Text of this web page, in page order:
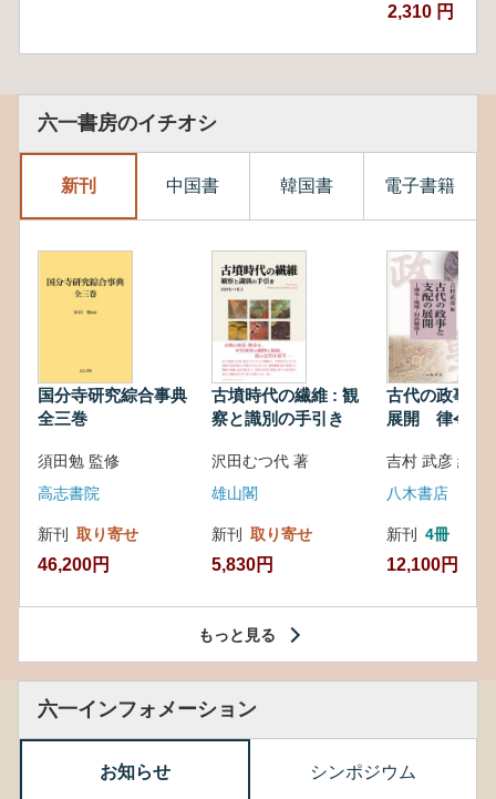
2,310 円
六一書房のイチオシ
新刊 中国書 韓国書 電子書籍
国分寺研究綜合事典
全三巻
須田勉 監修
高志書院
新刊 取り寄せ
46,200円
古墳時代の繊維 : 観
察と識別の手引き
沢田むつ代 著
雄山閣
新刊 取り寄せ
5,830円
古代の政事と
展開 律令・
吉村 武彦 編集
八木書店
新刊 4冊
12,100円
もっと見る
六一インフォメーション
お知らせ シンポジウム